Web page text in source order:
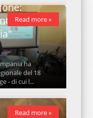
di tutela
ha
del 18
- di cui l...
Read more »
Read more »